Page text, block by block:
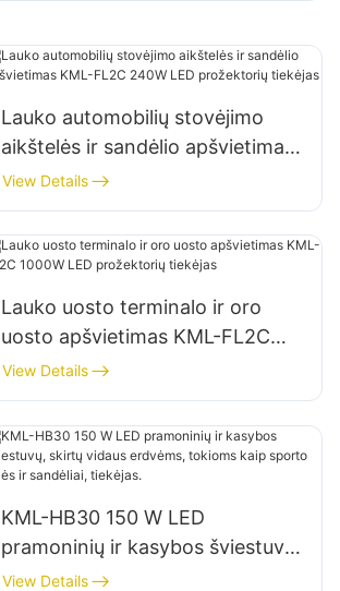
Lauko automobilių stovėjimo
aikštelės ir sandėlio apšvietimas
KML-FL2C 240W LED
prožektorių tiekėjas
View Details
Lauko uosto terminalo ir oro
uosto apšvietimas KML-FL2C
1000W LED prožektorių tiekėjas
View Details
KML-HB30 150 W LED
pramoninių ir kasybos šviestuvų,
skirtų vidaus erdvėms, tokioms
View Details